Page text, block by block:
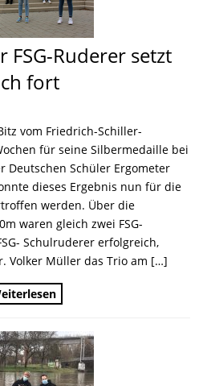
FSG-Ruderer setzt
fort
vom Friedrich-Schiller-
für seine Silbermedaille bei
Deutschen Schüler Ergometer
dieses Ergebnis nun für die
werden. Über die
waren gleich zwei FSG-
Schulruderer erfolgreich,
Volker Müller das Trio am […]